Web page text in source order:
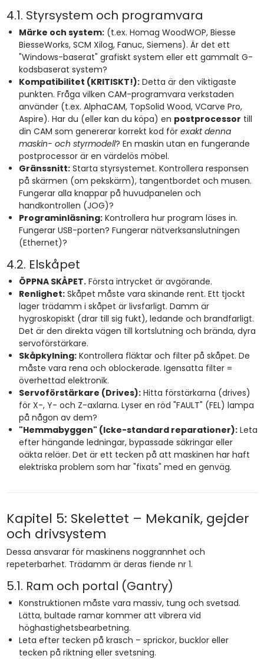
4.1. Styrsystem och programvara
Märke och system:(t.ex. Homag WoodWOP, Biesse
BiesseWorks, SCM Xilog, Fanuc, Siemens). Är det ett
"Windows-baserat" grafiskt system eller ett gammalt G-
kodsbaserat system?
Kompatibilitet (KRITISKT!):Detta är den viktigaste
punkten. Fråga vilken CAM-programvara verkstaden
använder (t.ex. AlphaCAM, TopSolid Wood, VCarve Pro,
Aspire). Har du (eller kan du köpa) en postprocessor till
din CAM som genererar korrekt kod för exakt denna
maskin- och styrmodell? En maskin utan en fungerande
postprocessor är en värdelös möbel.
Gränssnitt:Starta styrsystemet. Kontrollera responsen
på skärmen (om pekskärm), tangentbordet och musen.
Fungerar alla knappar på huvudpanelen och
handkontrollen (JOG)?
Programinläsning:Kontrollera hur program läses in.
Fungerar USB-porten? Fungerar nätverksanslutningen
(Ethernet)?
4.2. Elskåpet
ÖPPNA SKÅPET.Första intrycket är avgörande.
Renlighet:Skåpet måste vara skinande rent. Ett tjockt
lager trädamm i skåpet är livsfarligt. Damm är
hygroskopiskt (drar till sig fukt), ledande och brandfarligt.
Det är den direkta vägen till kortslutning och brända, dyra
servoförstärkare.
Skåpkylning:Kontrollera fläktar och filter på skåpet. De
måste vara rena och oblockerade. Igensatta filter =
överhettad elektronik.
Servoförstärkare (Drives):Hitta förstärkarna (drives)
för X-, Y- och Z-axlarna. Lyser en röd "FAULT" (FEL) lampa
på någon av dem?
"Hemmabyggen" (Icke-standard reparationer):Leta
efter hängande ledningar, bypassade säkringar eller
oäkta reläer. Det är ett tecken på att maskinen har haft
elektriska problem som har "fixats" med en genväg.
Kapitel 5: Skelettet – Mekanik, gejder
och drivsystem
Dessa ansvarar för maskinens noggrannhet och
repeterbarhet. Trädamm är deras fiende nr 1.
5.1. Ram och portal (Gantry)
Konstruktionen måste vara massiv, tung och svetsad.
Lätta, bultade ramar kommer att vibrera vid
höghastighetsbearbetning.
Leta efter tecken på krasch – sprickor, bucklor eller
tecken på riktning eller svetsning.